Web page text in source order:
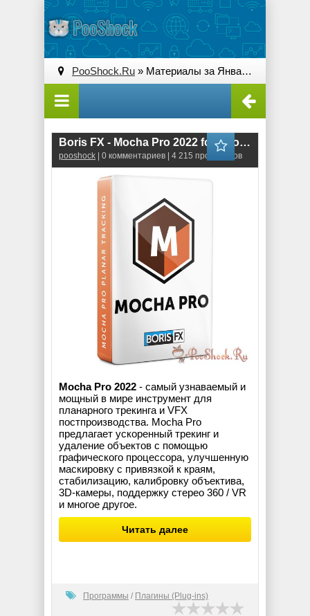
PooShock.Ru » Материалы за Январь 2022 года
Boris FX - Mocha Pro 2022 for Adobe & OFX (9.0.2.197) RePack
pooshock | 0 комментариев | 4 215 просмотров
Mocha Pro 2022 - самый узнаваемый и
мощный в мире инструмент для
планарного трекинга и VFX
постпроизводства. Mocha Pro
предлагает ускоренный трекинг и
удаление объектов с помощью
графического процессора, улучшенную
маскировку с привязкой к краям,
стабилизацию, калибровку объектива,
3D-камеры, поддержку стерео 360 / VR
и многое другое.
Читать далее
Программы / Плагины (Plug-ins)